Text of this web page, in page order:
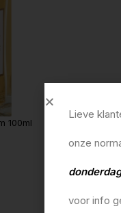
100ml
Lieve
onze
voor info